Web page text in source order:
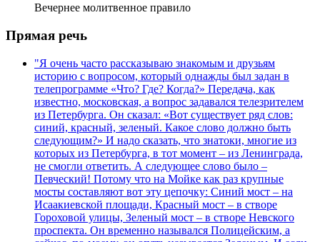
Вечернее молитвенное правило
Прямая речь
"Я очень часто рассказываю знакомым и друзьям
историю с вопросом, который однажды был задан в
телепрограмме «Что? Где? Когда?» Передача, как
известно, московская, а вопрос задавался телезрителем
из Петербурга. Он сказал: «Вот существует ряд слов:
синий, красный, зеленый. Какое слово должно быть
следующим?» И надо сказать, что знатоки, многие из
которых из Петербурга, в тот момент – из Ленинграда,
не смогли ответить. А следующее слово было –
Певческий! Потому что на Мойке как раз крупные
мосты составляют вот эту цепочку: Синий мост – на
Исаакиевской площади, Красный мост – в створе
Гороховой улицы, Зеленый мост – в створе Невского
проспекта. Он временно назывался Полицейским, а